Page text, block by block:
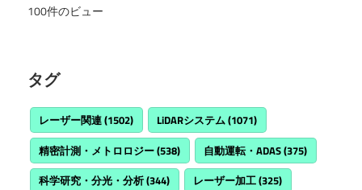
100件のビュー
タグ
レーザー関連(1502) LiDARシステム(1071)
精密計測・メトロロジー(538) 自動運転・ADAS(375)
科学研究・分光・分析(344) レーザー加工(325)